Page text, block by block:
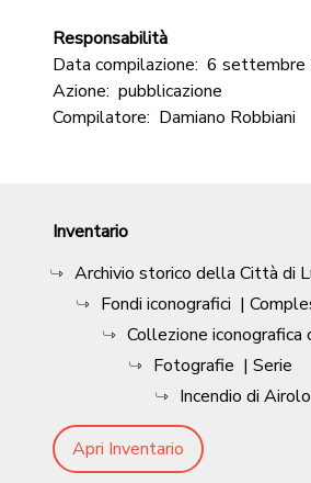
Responsabilità
Data compilazione: 6 settembre
Azione: pubblicazione
Compilatore: Damiano Robbiani
Inventario
Archivio storico della Città di
Fondi iconografici |
Collezione iconografica
Fotografie | Serie
Incendio di Airolo
Apri Inventario